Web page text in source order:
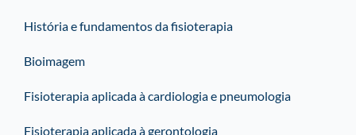
História e fundamentos da fisioterapia
Bioimagem
Fisioterapia aplicada à cardiologia e pneumologia
Fisioterapia aplicada à gerontologia